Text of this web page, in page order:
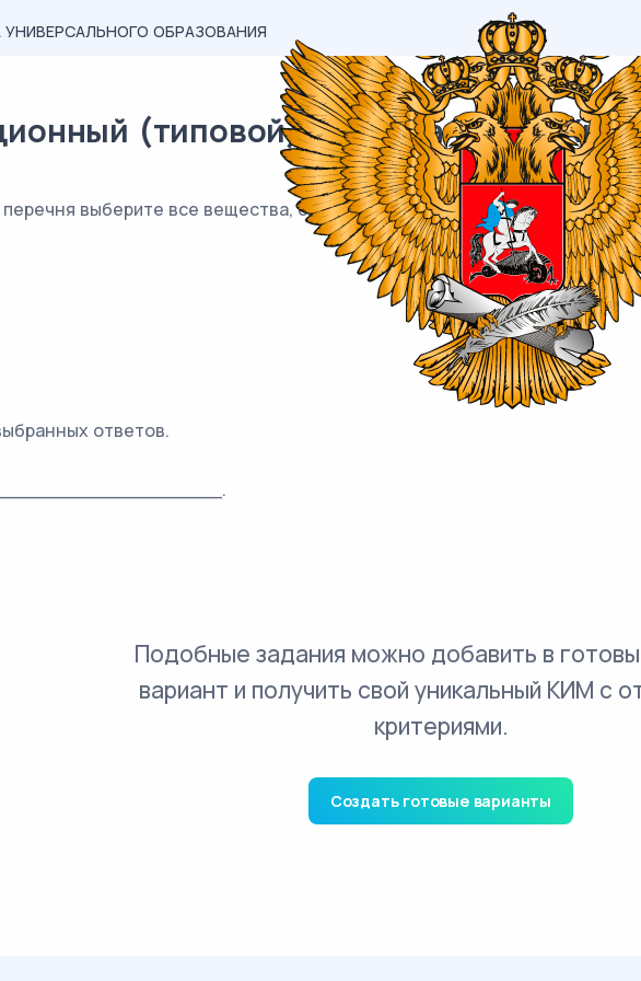
УНИВЕРСАЛЬНОГО ОБРАЗОВАНИЯ
(типовой) материал ЕГЭ /
выберите все вещества, способные обесцвечивать
ответов.
Подобные задания можно добавить в
вариант и получить свой уникальный КИМ с
критериями.
Создать готовые варианты